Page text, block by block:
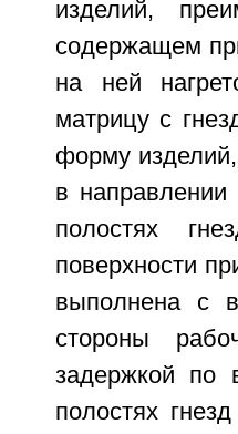
изделий,
содержащем
на ней
матрицу с
форму
в
полостях
поверхности
выполнена с
стороны
задержкой по
полостях